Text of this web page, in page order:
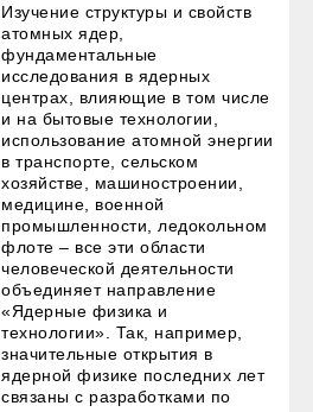
Изучение структуры и свойств
атомных ядер,
фундаментальные
исследования в ядерных
центрах, влияющие в том числе
и на бытовые технологии,
использование атомной энергии
в транспорте, сельском
хозяйстве, машиностроении,
медицине, военной
промышленности, ледокольном
флоте – все эти области
человеческой деятельности
объединяет направление
«Ядерные физика и
технологии». Так, например,
значительные открытия в
ядерной физике последних лет
связаны с разработками по